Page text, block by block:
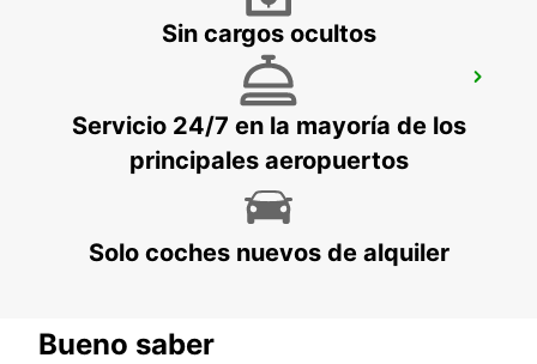
Sin cargos ocultos
Servicio 24/7 en la mayoría de los
principales aeropuertos
Solo coches nuevos de alquiler
Bueno saber